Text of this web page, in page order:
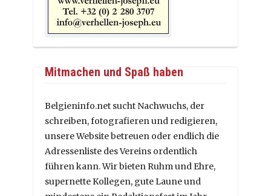
Mitmachen und Spaß haben
Belgieninfo.net sucht Nachwuchs, der
schreiben, fotografieren und redigieren,
unsere Website betreuen oder endlich die
Adressenliste des Vereins ordentlich
führen kann. Wir bieten Ruhm und Ehre,
supernette Kollegen, gute Laune und